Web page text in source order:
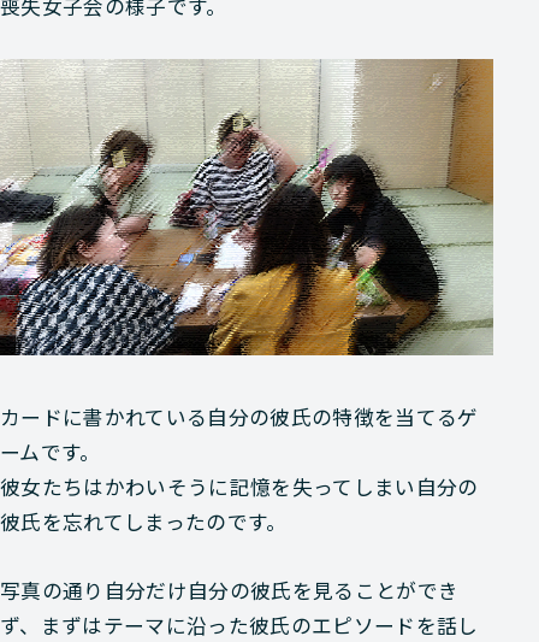
喪失女子会の様子です。
カードに書かれている自分の彼氏の特徴を当てるゲ
ームです。
彼女たちはかわいそうに記憶を失ってしまい自分の
彼氏を忘れてしまったのです。
写真の通り自分だけ自分の彼氏を見ることができ
ず、まずはテーマに沿った彼氏のエピソードを話し